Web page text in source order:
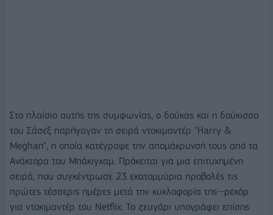
Στο πλαίσιο αυτής της συμφωνίας, ο δούκας και η δούκισσα
του Σάσεξ παρήγαγαν τη σειρά ντοκιμαντέρ "Harry &
Meghan", η οποία κατέγραψε την απομάκρυνσή τους από τα
Ανάκτορα του Μπάκιγχαμ. Πρόκειται για μια επιτυχημένη
σειρά, που συγκέντρωσε 23 εκατομμύρια προβολές τις
πρώτες τέσσερις ημέρες μετά την κυκλοφορία της--ρεκόρ
για ντοκιμαντέρ του Netflix. Το ζευγάρι υπογράφει επίσης